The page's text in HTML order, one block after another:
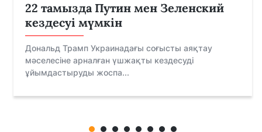
22 тамызда Путин мен Зеленский
кездесуі мүмкін
Дональд Трамп Украинадағы соғысты аяқтау
мәселесіне арналған үшжақты кездесуді
ұйымдастыруды жоспа...